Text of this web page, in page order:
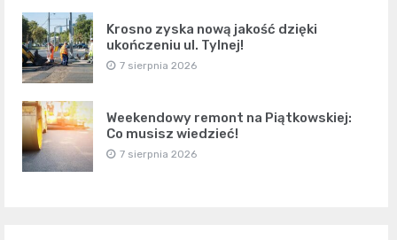
Krosno zyska nową jakość dzięki
ukończeniu ul. Tylnej!
7 sierpnia 2026
Weekendowy remont na Piątkowskiej:
Co musisz wiedzieć!
7 sierpnia 2026